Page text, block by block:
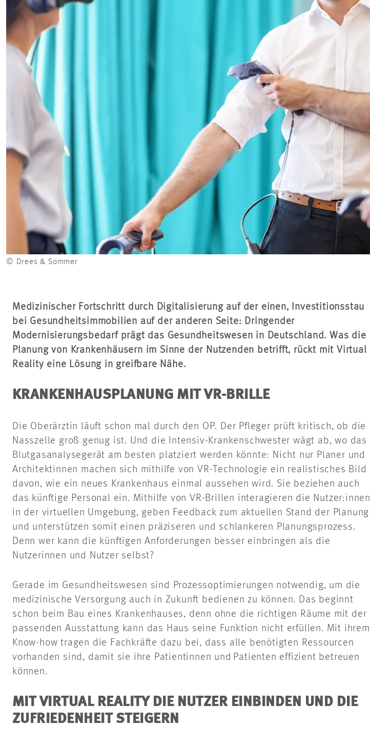
© Drees & Sommer
Medizinischer Fortschritt durch Digitalisierung auf der einen, Investitionsstau
bei Gesundheitsimmobilien auf der anderen Seite: Dringender
Modernisierungsbedarf prägt das Gesundheitswesen in Deutschland. Was die
Planung von Krankenhäusern im Sinne der Nutzenden betrifft, rückt mit Virtual
Reality eine Lösung in greifbare Nähe.
KRANKENHAUSPLANUNG MIT VR-BRILLE
Die Oberärztin läuft schon mal durch den OP. Der Pfleger prüft kritisch, ob die
Nasszelle groß genug ist. Und die Intensiv-Krankenschwester wägt ab, wo das
Blutgasanalysegerät am besten platziert werden könnte: Nicht nur Planer und
Architektinnen machen sich mithilfe von VR-Technologie ein realistisches Bild
davon, wie ein neues Krankenhaus einmal aussehen wird. Sie beziehen auch
das künftige Personal ein. Mithilfe von VR-Brillen interagieren die Nutzer:innen
in der virtuellen Umgebung, geben Feedback zum aktuellen Stand der Planung
und unterstützen somit einen präziseren und schlankeren Planungsprozess.
Denn wer kann die künftigen Anforderungen besser einbringen als die
Nutzerinnen und Nutzer selbst?
Gerade im Gesundheitswesen sind Prozessoptimierungen notwendig, um die
medizinische Versorgung auch in Zukunft bedienen zu können. Das beginnt
schon beim Bau eines Krankenhauses, denn ohne die richtigen Räume mit der
passenden Ausstattung kann das Haus seine Funktion nicht erfüllen. Mit ihrem
Know-how tragen die Fachkräfte dazu bei, dass alle benötigten Ressourcen
vorhanden sind, damit sie ihre Patientinnen und Patienten effizient betreuen
können.
MIT VIRTUAL REALITY DIE NUTZER EINBINDEN UND DIE
ZUFRIEDENHEIT STEIGERN